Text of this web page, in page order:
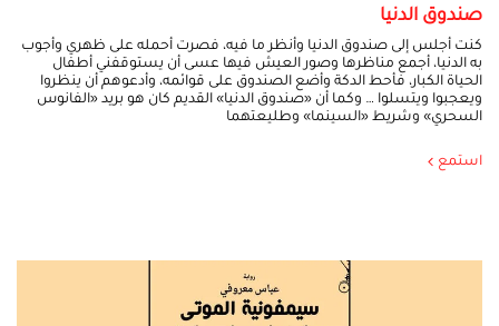
صندوق الدنيا
كنت أجلس إلى صندوق الدنيا وأنظر ما فيه، فصرت أحمله على ظهري وأجوب
به الدنيا، أجمع مناظرها وصور العيش فيها عسى أن يستوقفني أطفال
الحياة الكبار، فأحط الدكة وأضع الصندوق على قوائمه، وأدعوهم أن ينظروا
ويعجبوا ويتسلوا … وكما أن «صندوق الدنيا» القديم كان هو بريد «الفانوس
السحري» وشريط «السينما» وطليعتهما
استمع